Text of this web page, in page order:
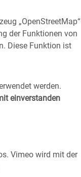
„OpenStreetMap“
der Funktionen von
Diese Funktion ist
werden.
einverstanden
Vimeo wird mit der